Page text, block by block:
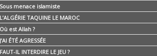
Sous menace islamiste
L’ALGÉRIE TAQUINE LE MAROC
Où est Allah ?
J’AI ÉTÉ AGRESSÉE
FAUT-IL INTERDIRE LE JEU ?